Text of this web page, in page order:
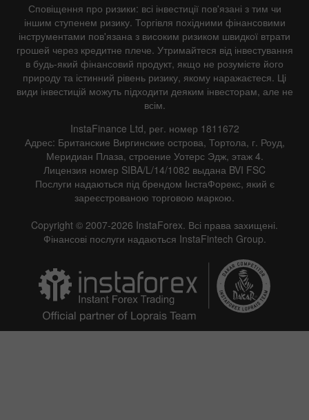
Сповіщення про ризики: всі інвестиції пов'язані з тим чи
іншим ступенем ризику. Торгівля похідними фінансовими
інструментами пов'язана з високим ризиком швидкої втрати
грошей через кредитне плече. Утримайтеся від інвестування
в будь-який фінансовий продукт, якщо не розумієте його
природу та істинний рівень ризику, якому наражаєтеся. Ці
види інвестицій можуть підходити деяким інвесторам, але не
всім.
InstaFinance Ltd, рег. номер 1811672
Адрес: Британские Виргинские острова, Тортола, г. Роуд,
Меридиан Плаза, строение Уотерс Эдж, этаж 4.
Лицензия номер SIBA/L/14/1082 выдана BVI FSC
Послуги надаються під брендом ІнстаФорекс, який є
зареєстрованою торговою маркою.
Copyright © 2007-2026 InstaForex. Всі права захищені.
Фінансові послуги надаються InstaFintech Group.